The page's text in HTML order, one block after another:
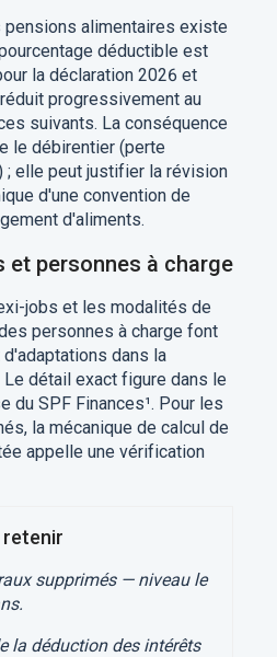
pensions alimentaires existe
déductible est
la déclaration 2026 et
progressivement au
suivants. La conséquence
le débirentier (perte
; elle peut justifier la révision
d'une convention de
d'aliments.
et personnes à charge
jobs et les modalités de
personnes à charge font
dans la
détail exact figure dans le
du SPF Finances¹. Pour les
la mécanique de calcul de
appelle une vérification
supprimés — niveau le
la déduction des intérêts